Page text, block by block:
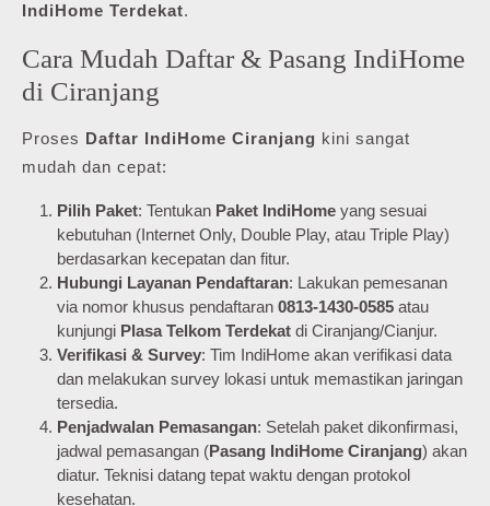
IndiHome Terdekat.
Cara Mudah Daftar & Pasang IndiHome
di Ciranjang
Proses Daftar IndiHome Ciranjang kini sangat
mudah dan cepat:
Pilih Paket: Tentukan Paket IndiHome yang sesuai
kebutuhan (Internet Only, Double Play, atau Triple Play)
berdasarkan kecepatan dan fitur.
Hubungi Layanan Pendaftaran: Lakukan pemesanan
via nomor khusus pendaftaran 0813-1430-0585 atau
kunjungi Plasa Telkom Terdekat di Ciranjang/Cianjur.
Verifikasi & Survey: Tim IndiHome akan verifikasi data
dan melakukan survey lokasi untuk memastikan jaringan
tersedia.
Penjadwalan Pemasangan: Setelah paket dikonfirmasi,
jadwal pemasangan (Pasang IndiHome Ciranjang) akan
diatur. Teknisi datang tepat waktu dengan protokol
kesehatan.